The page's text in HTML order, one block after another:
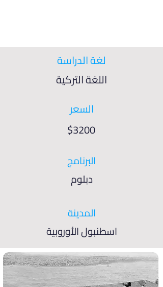
لغة الدراسة
اللغة التركية
السعر
$3200
البرنامج
دبلوم
المدينة
اسطنبول الأوروبية